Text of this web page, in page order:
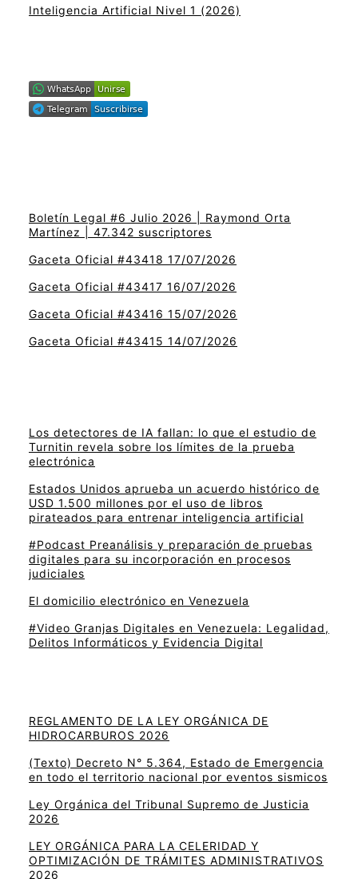
Inteligencia Artificial Nivel 1 (2026)
Boletín Legal #6 Julio 2026 | Raymond Orta
Martínez | 47.342 suscriptores
Gaceta Oficial #43418 17/07/2026
Gaceta Oficial #43417 16/07/2026
Gaceta Oficial #43416 15/07/2026
Gaceta Oficial #43415 14/07/2026
Los detectores de IA fallan: lo que el estudio de
Turnitin revela sobre los límites de la prueba
electrónica
Estados Unidos aprueba un acuerdo histórico de
USD 1.500 millones por el uso de libros
pirateados para entrenar inteligencia artificial
#Podcast Preanálisis y preparación de pruebas
digitales para su incorporación en procesos
judiciales
El domicilio electrónico en Venezuela
#Video Granjas Digitales en Venezuela: Legalidad,
Delitos Informáticos y Evidencia Digital
REGLAMENTO DE LA LEY ORGÁNICA DE
HIDROCARBUROS 2026
(Texto) Decreto N° 5.364, Estado de Emergencia
en todo el territorio nacional por eventos sismicos
Ley Orgánica del Tribunal Supremo de Justicia
2026
LEY ORGÁNICA PARA LA CELERIDAD Y
OPTIMIZACIÓN DE TRÁMITES ADMINISTRATIVOS
2026